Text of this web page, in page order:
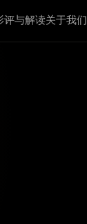
评与解读关于我们